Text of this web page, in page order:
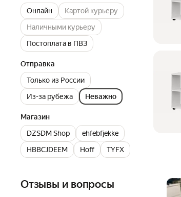
Онлайн
Картой курьеру
Наличными курьеру
Постоплата в ПВЗ
Отправка
Только из России
Из-за рубежа
Неважно
Магазин
DZSDM Shop
ehfebfjekke
HBBCJDEEM
Hoff TYFX
Отзывы и вопросы